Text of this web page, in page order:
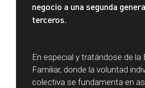
negocio a una segunda
terceros.
En especial y tratándose de la
Familiar, donde la voluntad
colectiva se fundamenta en